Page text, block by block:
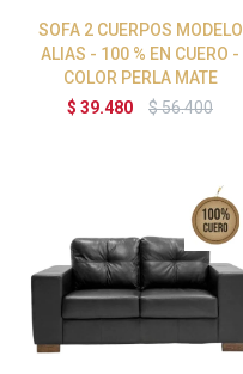
SOFA 2 CUERPOS MODELO
ALIAS - 100 % EN CUERO -
COLOR PERLA MATE
$ 39.480 $56.400